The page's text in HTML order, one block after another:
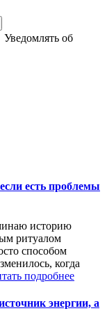
Уведомлять об
есть проблемы
историю
ритуалом
способом
когда
подробнее
энергии, а